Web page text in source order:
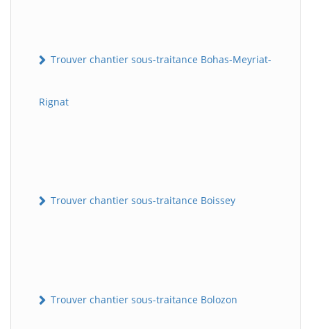
Trouver chantier sous-traitance Bohas-Meyriat-
Rignat
Trouver chantier sous-traitance Boissey
Trouver chantier sous-traitance Bolozon